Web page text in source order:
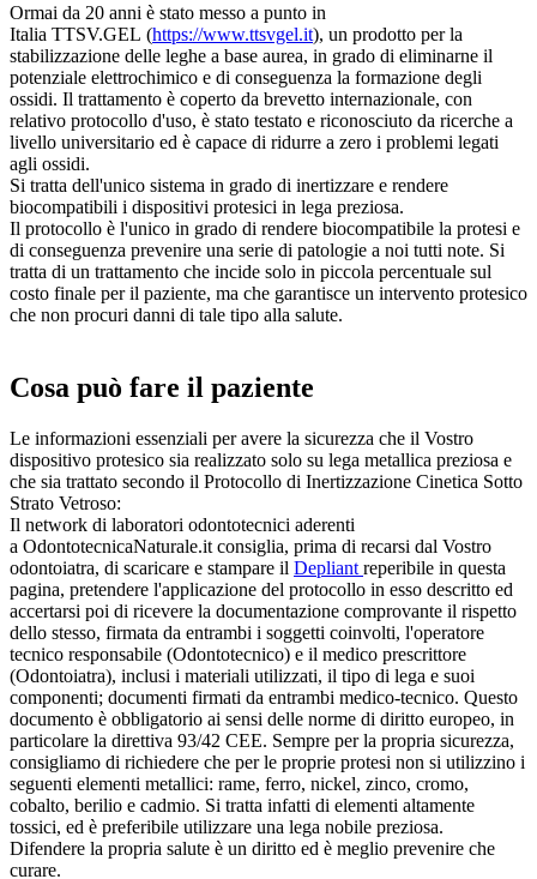
Ormai da 20 anni è stato messo a punto in
Italia TTSV.GEL (https://www.ttsvgel.it), un prodotto per la
stabilizzazione delle leghe a base aurea, in grado di eliminarne il
potenziale elettrochimico e di conseguenza la formazione degli
ossidi. Il trattamento è coperto da brevetto internazionale, con
relativo protocollo d'uso, è stato testato e riconosciuto da ricerche a
livello universitario ed è capace di ridurre a zero i problemi legati
agli ossidi.
Si tratta dell'unico sistema in grado di inertizzare e rendere
biocompatibili i dispositivi protesici in lega preziosa.
Il protocollo è l'unico in grado di rendere biocompatibile la protesi e
di conseguenza prevenire una serie di patologie a noi tutti note. Si
tratta di un trattamento che incide solo in piccola percentuale sul
costo finale per il paziente, ma che garantisce un intervento protesico
che non procuri danni di tale tipo alla salute.
Cosa può fare il paziente
Le informazioni essenziali per avere la sicurezza che il Vostro
dispositivo protesico sia realizzato solo su lega metallica preziosa e
che sia trattato secondo il Protocollo di Inertizzazione Cinetica Sotto
Strato Vetroso:
Il network di laboratori odontotecnici aderenti
a OdontotecnicaNaturale.it consiglia, prima di recarsi dal Vostro
odontoiatra, di scaricare e stampare il Depliant reperibile in questa
pagina, pretendere l'applicazione del protocollo in esso descritto ed
accertarsi poi di ricevere la documentazione comprovante il rispetto
dello stesso, firmata da entrambi i soggetti coinvolti, l'operatore
tecnico responsabile (Odontotecnico) e il medico prescrittore
(Odontoiatra), inclusi i materiali utilizzati, il tipo di lega e suoi
componenti; documenti firmati da entrambi medico-tecnico. Questo
documento è obbligatorio ai sensi delle norme di diritto europeo, in
particolare la direttiva 93/42 CEE. Sempre per la propria sicurezza,
consigliamo di richiedere che per le proprie protesi non si utilizzino i
seguenti elementi metallici: rame, ferro, nickel, zinco, cromo,
cobalto, berilio e cadmio. Si tratta infatti di elementi altamente
tossici, ed è preferibile utilizzare una lega nobile preziosa.
Difendere la propria salute è un diritto ed è meglio prevenire che
curare.